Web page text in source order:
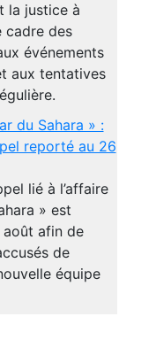
la justice à
cadre des
événements
aux tentatives
du Sahara » :
reporté au 26
lié à l’affaire
» est
août afin de
de
équipe